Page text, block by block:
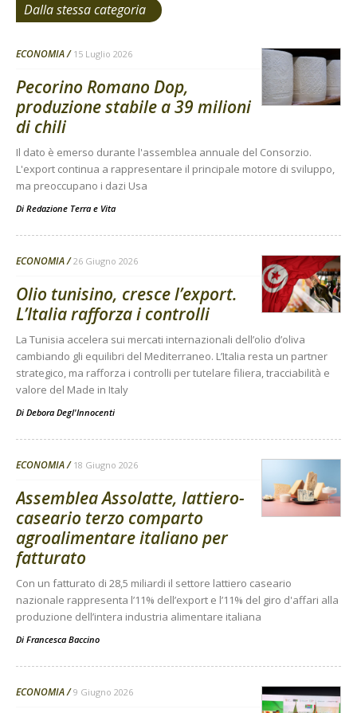
Dalla stessa categoria
ECONOMIA 15 Luglio 2026
Pecorino Romano Dop,
produzione stabile a 39 milioni
di chili
Il dato è emerso durante l'assemblea annuale del Consorzio.
L'export continua a rappresentare il principale motore di sviluppo,
ma preoccupano i dazi Usa
Di Redazione Terra e Vita
ECONOMIA 26 Giugno 2026
Olio tunisino, cresce l’export.
L’Italia rafforza i controlli
La Tunisia accelera sui mercati internazionali dell’olio d’oliva
cambiando gli equilibri del Mediterraneo. L’Italia resta un partner
strategico, ma rafforza i controlli per tutelare filiera, tracciabilità e
valore del Made in Italy
Di Debora Degl'Innocenti
ECONOMIA 18 Giugno 2026
Assemblea Assolatte, lattiero-
caseario terzo comparto
agroalimentare italiano per
fatturato
Con un fatturato di 28,5 miliardi il settore lattiero caseario
nazionale rappresenta l’11% dell’export e l’11% del giro d'affari alla
produzione dell’intera industria alimentare italiana
Di Francesca Baccino
ECONOMIA 9 Giugno 2026